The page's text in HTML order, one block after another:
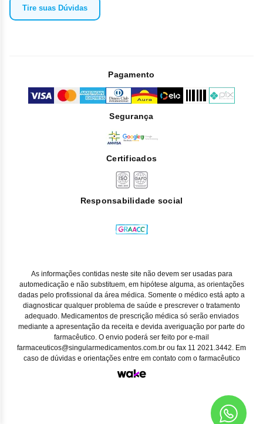
Tire suas Dúvidas
Pagamento
Segurança
Certificados
Responsabilidade social
As informações contidas neste site não devem ser usadas para
automedicação e não substituem, em hipótese alguma, as orientações
dadas pelo profissional da área médica. Somente o médico está apto a
diagnosticar qualquer problema de saúde e prescrever o tratamento
adequado. Medicamentos de prescrição médica só serão enviados
mediante a apresentação da receita e devida averiguação por parte do
farmacêutico. O envio poderá ser feito por e-mail
farmaceuticos@singularmedicamentos.com.br ou fax 11 2021.3442. Em
caso de dúvidas e orientações entre em contato com o farmacêutico